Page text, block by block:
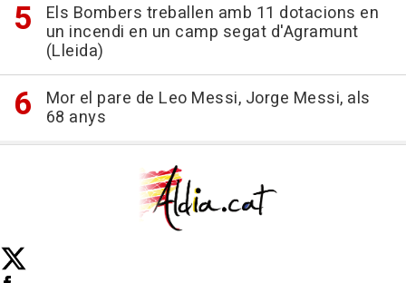
Els Bombers treballen amb 11 dotacions en
un incendi en un camp segat d'Agramunt
(Lleida)
Mor el pare de Leo Messi, Jorge Messi, als
68 anys